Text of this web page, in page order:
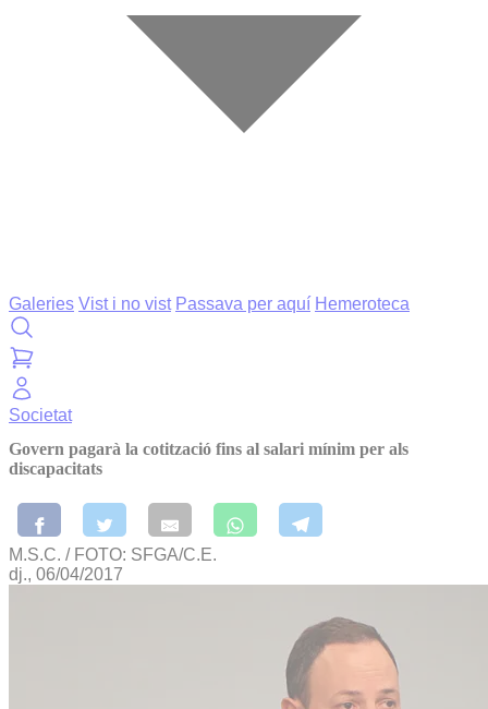
Galeries Vist i no vist Passava per aquí Hemeroteca
Societat
Govern pagarà la cotització fins al salari mínim per als
discapacitats
M.S.C. / FOTO: SFGA/C.E.
dj., 06/04/2017